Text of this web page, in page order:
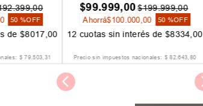
de
,00
$ 99.172,73
$96.000,00 $239.999,00
Ahorrá$143.999 ,00 60 %OFF
12 cuotas sin interés de$8000 ,00
Precio sin impuestos nacionales: $ 79.338,84